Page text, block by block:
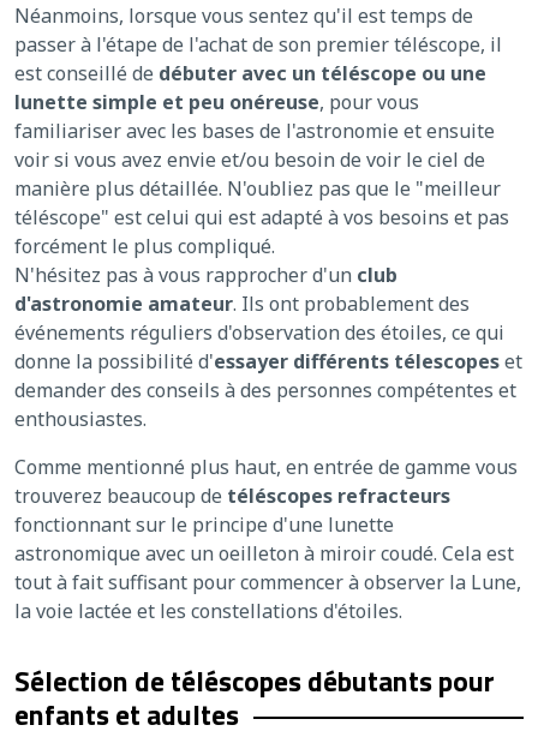
Néanmoins, lorsque vous sentez qu'il est temps de
passer à l'étape de l'achat de son premier téléscope, il
est conseillé de débuter avec un téléscope ou une
lunette simple et peu onéreuse, pour vous
familiariser avec les bases de l'astronomie et ensuite
voir si vous avez envie et/ou besoin de voir le ciel de
manière plus détaillée. N'oubliez pas que le "meilleur
téléscope" est celui qui est adapté à vos besoins et pas
forcément le plus compliqué.
N'hésitez pas à vous rapprocher d'un club
d'astronomie amateur. Ils ont probablement des
événements réguliers d'observation des étoiles, ce qui
donne la possibilité d'essayer différents télescopeset
demander des conseils à des personnes compétentes et
enthousiastes.
Comme mentionné plus haut, en entrée de gamme vous
trouverez beaucoup de téléscopes refracteurs
fonctionnant sur le principe d'une lunette
astronomique avec un oeilleton à miroir coudé. Cela est
tout à fait suffisant pour commencer à observer la Lune,
la voie lactée et les constellations d'étoiles.
Sélection de téléscopes débutants pour
enfants et adultes